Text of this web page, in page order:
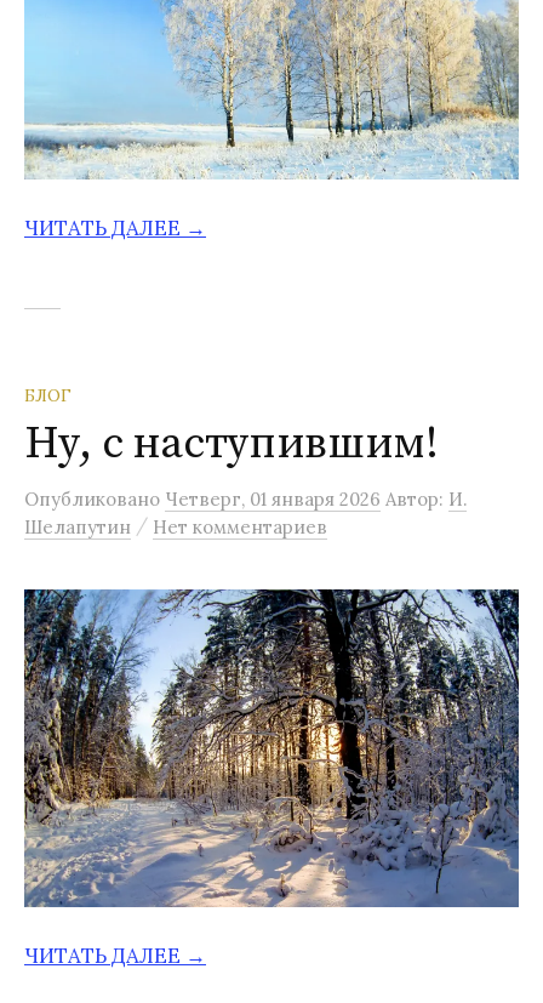
ЧИТАТЬ ДАЛЕЕ →
БЛОГ
Ну, с наступившим!
Опубликовано Четверг, 01 января 2026 Автор: И.
Шелапутин / Нет комментариев
ЧИТАТЬ ДАЛЕЕ →